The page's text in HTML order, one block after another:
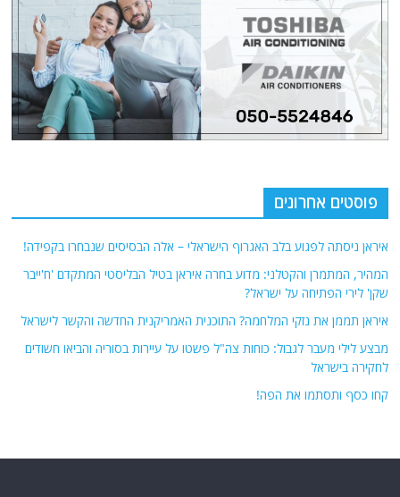
פוסטים אחרונים
איראן ניסתה לפגוע בלב האגרוף הישראלי – אלה הבסיסים שנבחרו בקפידה!
המהיר, המתמרן והקטלני: מדוע בחרה איראן בטיל הבליסטי המתקדם 'ח'ייבר
שקן' לירי הפתיחה על ישראל?
איראן תממן את נזקי המלחמה? התוכנית האמריקנית החדשה והקשר לישראל
מבצע לילי מעבר לגבול: כוחות צה"ל פשטו על עיירות בסוריה והביאו חשודים
לחקירה בישראל
קחו כסף ותסתמו את הפה!